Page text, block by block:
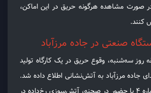
صورت مشاهده هرگونه حریق در این اماکن،
کنند.
صنعتی در جاده مرزآباد
و 41 دقیقه روز سه‌شنبه، وقوع حریق در یک کارگاه تولید
جاده مرزآباد به آتش‌نشانی اطلاع داده شد.